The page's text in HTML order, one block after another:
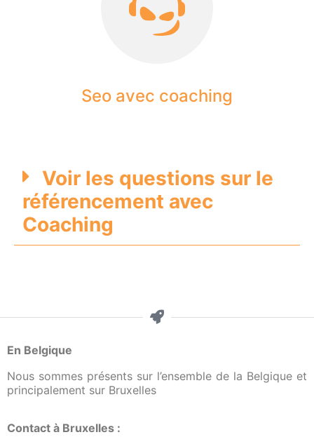
Seo avec coaching
Voir les questions sur le
référencement avec
Coaching
En Belgique
Nous sommes présents sur l’ensemble de la Belgique et
principalement sur Bruxelles
Contact à Bruxelles :